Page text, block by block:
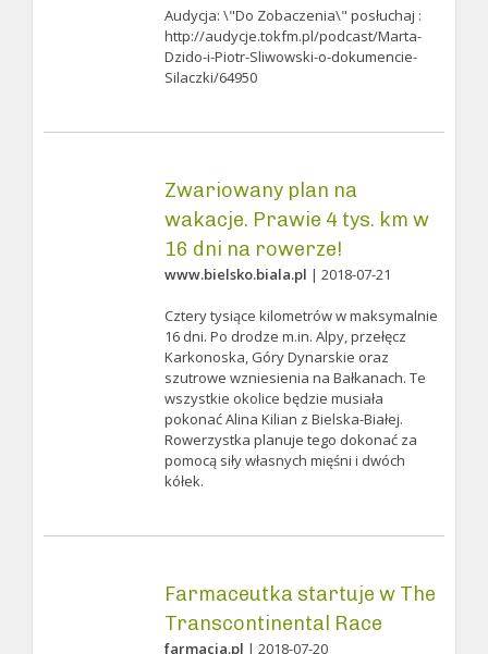
Audycja: \"Do Zobaczenia\" posłuchaj :
http://audycje.tokfm.pl/podcast/Marta-
Dzido-i-Piotr-Sliwowski-o-dokumencie-
Silaczki/64950
Zwariowany plan na
wakacje. Prawie 4 tys. km w
16 dni na rowerze!
www.bielsko.biala.pl | 2018-07-21
Cztery tysiące kilometrów w maksymalnie
16 dni. Po drodze m.in. Alpy, przełęcz
Karkonoska, Góry Dynarskie oraz
szutrowe wzniesienia na Bałkanach. Te
wszystkie okolice będzie musiała
pokonać Alina Kilian z Bielska-Białej.
Rowerzystka planuje tego dokonać za
pomocą siły własnych mięśni i dwóch
kółek.
Farmaceutka startuje w The
Transcontinental Race
farmacja.pl | 2018-07-20